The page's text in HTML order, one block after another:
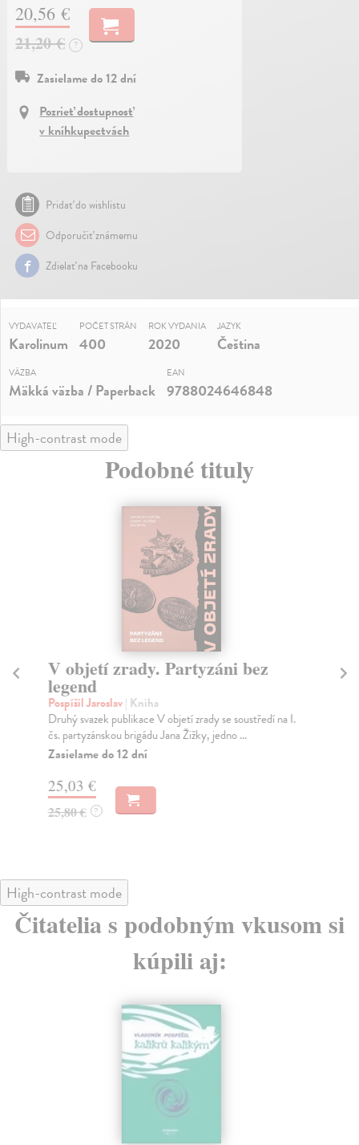
20,56 €
21,20 €
?
Zasielame do 12 dní
Pozrieť dostupnosť
v kníhkupectvách
Pridať do wishlistu
Odporučiť známemu
Zdielať na Facebooku
VYDAVATEĽ
Karolinum
POČET STRÁN
400
ROK VYDANIA
2020
JAZYK
Čeština
VÄZBA
Mäkká väzba / Paperback
EAN
9788024646848
High-contrast mode
Podobné tituly
V objetí zrady. Partyzáni bez
legend
Pospíšil Jaroslav| Kniha
Druhý svazek publikace V objetí zrady se soustředí na I.
čs. partyzánskou brigádu Jana Žižky, jedno ...
Zasielame do 12 dní
25,03 €
25,80 € ?
High-contrast mode
Čitatelia s podobným vkusom si
kúpili aj: